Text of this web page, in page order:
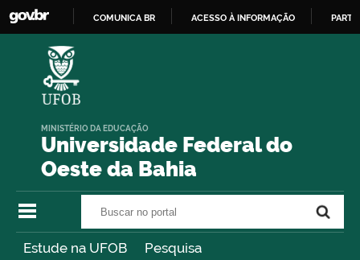
COMUNICA BR ACESSO À INFORMAÇÃO
Universidade Federal do
Oeste da Bahia
MINISTÉRIO DA EDUCAÇÃO
Estude na UFOB
Pesquisa